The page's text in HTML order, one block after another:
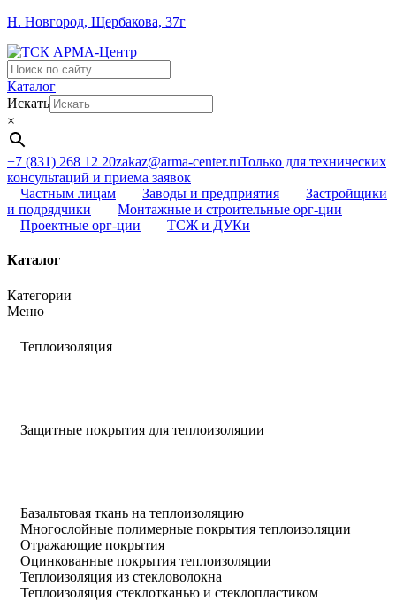
Н. Новгород, Щербакова, 37г
Поиск
...
Каталог
Искать
×
+7 (831) 268 12 20zakaz@arma-center.ruТолько для технических
консультаций и приема заявок
Частным лицам
Заводы и предприятия
Застройщики
и подрядчики
Монтажные и строительные орг-ции
Проектные орг-ции
ТСЖ и ДУКи
Каталог
Категории
Меню
Теплоизоляция
Защитные покрытия для теплоизоляции
Базальтовая ткань на теплоизоляцию
Многослойные полимерные покрытия теплоизоляции
Отражающие покрытия
Оцинкованные покрытия теплоизоляции
Теплоизоляция из стекловолокна
Теплоизоляция стеклотканью и стеклопластиком